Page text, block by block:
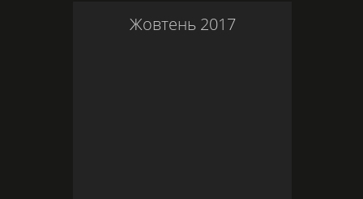
Жовтень 2017